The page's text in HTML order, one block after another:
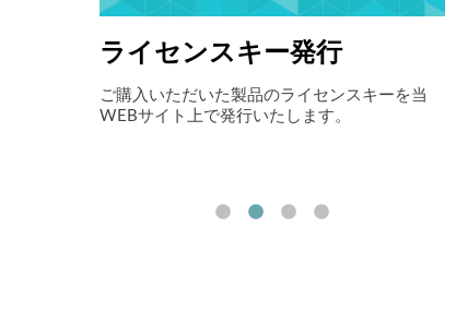
ライセンスキー発行
ご購入いただいた製品のライセンスキーを当
WEBサイト上で発行いたします。